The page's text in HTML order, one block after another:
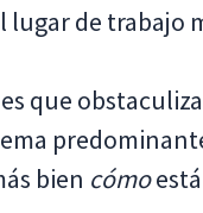
lugar de trabajo
que
bien cómo